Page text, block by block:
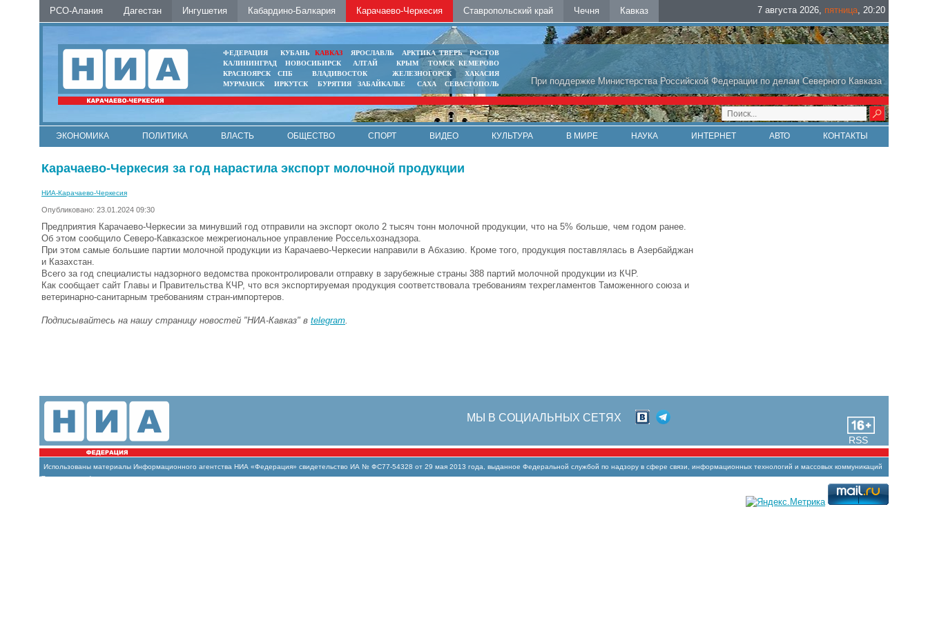
РСО-Алания Дагестан Ингушетия Кабардино-Балкария Карачаево-Черкесия Ставропольский край Чечня Кавказ 7 августа 2026, пятница, 20:20
При поддержке Министерства Российской Федерации по делам Северного Кавказа
ФЕДЕРАЦИЯ КУБАНЬ КАВКАЗ ЯРОСЛАВЛЬ АРКТИКА ТВЕРЬ
РОСТОВ
КАЛИНИНГРАД
НОВОСИБИРСК АЛТАЙ КРЫМ ТОМСК КЕМЕРОВО
КРАСНОЯРСК
СПБ ВЛАДИВОСТОК ЖЕЛЕЗНОГОРСК
ХАКАСИЯ
МУРМАНСК
ИРКУТСК БУРЯТИЯ ЗАБАЙКАЛЬЕ САХА СЕВАСТОПОЛЬ
ЭКОНОМИКА ПОЛИТИКА ВЛАСТЬ ОБЩЕСТВО СПОРТ ВИДЕО КУЛЬТУРА В МИРЕ НАУКА ИНТЕРНЕТ АВТО КОНТАКТЫ
Карачаево-Черкесия за год нарастила экспорт молочной продукции
НИА-Карачаево-Черкесия
Опубликовано: 23.01.2024 09:30
Предприятия Карачаево-Черкесии за минувший год отправили на экспорт около 2 тысяч тонн молочной продукции, что на 5% больше, чем годом ранее.
Об этом сообщило Северо-Кавказское межрегиональное управление Россельхознадзора.
При этом самые большие партии молочной продукции из Карачаево-Черкесии направили в Абхазию. Кроме того, продукция поставлялась в Азербайджан
и Казахстан.
Всего за год специалисты надзорного ведомства проконтролировали отправку в зарубежные страны 388 партий молочной продукции из КЧР.
Как сообщает сайт Главы и Правительства КЧР, что вся экспортируемая продукция соответствовала требованиям техрегламентов Таможенного союза и
ветеринарно-санитарным требованиям стран-импортеров.
Подписывайтесь на нашу страницу новостей "НИА-Кавказ" в telegram
RSS
МЫ В СОЦИАЛЬНЫХ СЕТЯХ
Использованы материалы Информационного агентства НИА «Федерация» свидетельство ИА № ФС77-54328 от 29 мая 2013 года, выданное Федеральной службой по надзору в сфере связи, информационных технологий и массовых коммуникаций
(Роскомнадзор)